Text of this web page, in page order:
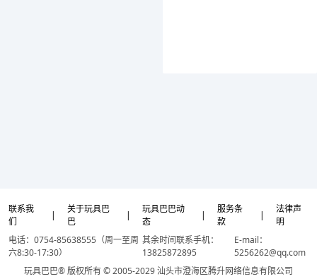
联系我
们
|
关于玩具巴
巴
|
玩具巴巴动
态
|
服务条
款
|
法律声
明
电话：0754-85638555（周一至周
六8:30-17:30）
其余时间联系手机：
13825872895
E-mail：
5256262@qq.com
玩具巴巴® 版权所有 © 2005-2029 汕头市澄海区腾升网络信息有限公司